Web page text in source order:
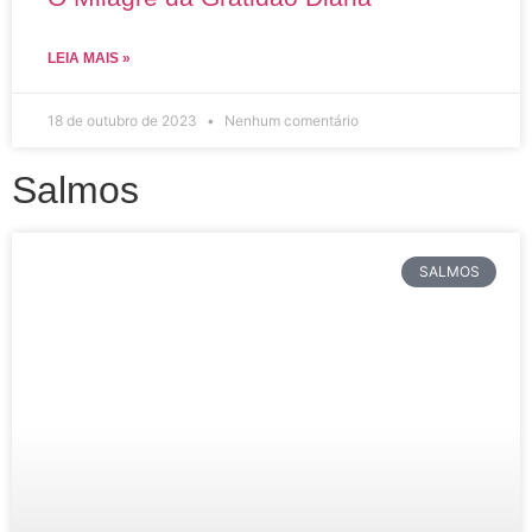
LEIA MAIS »
18 de outubro de 2023 Nenhum comentário
Salmos
SALMOS